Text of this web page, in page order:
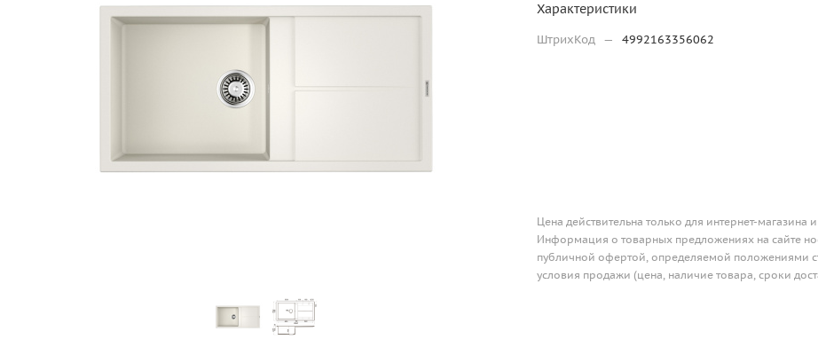
Характеристики
ШтрихКод — 4992163356062
Цена действительна только для интернет-
Информация о товарных предложениях на сайте
публичной офертой, определяемой положениями
условия продажи (цена, наличие товара, сроки